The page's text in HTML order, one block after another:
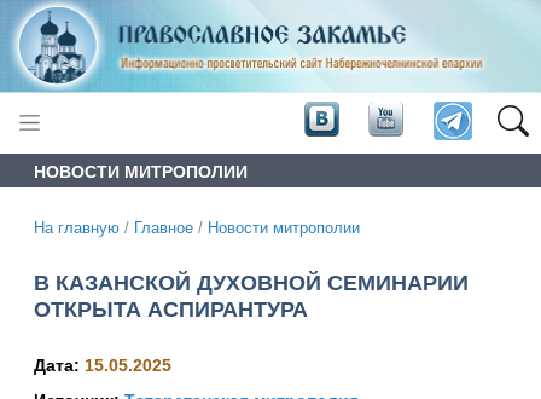
НОВОСТИ МИТРОПОЛИИ
На главную / Главное / Новости митрополии
В КАЗАНСКОЙ ДУХОВНОЙ СЕМИНАРИИ
ОТКРЫТА АСПИРАНТУРА
Дата: 15.05.2025